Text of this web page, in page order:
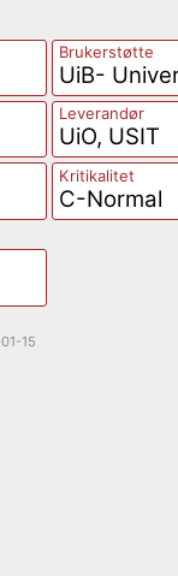
Brukerstøtte
UiB-
Leverandør
UiO, USIT
Kritikalitet
C-Normal
15